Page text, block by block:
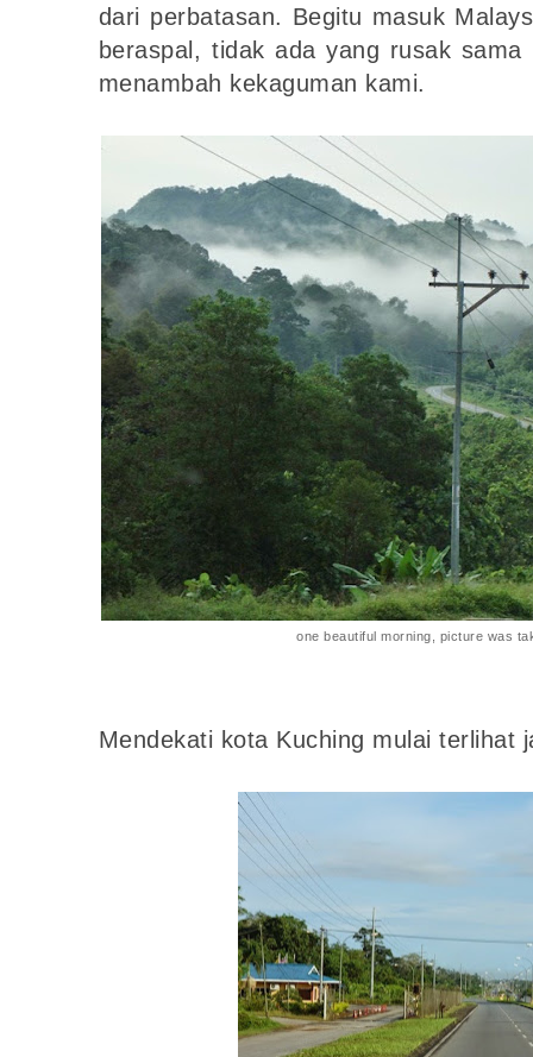
dari perbatasan. Begitu masuk
beraspal, tidak ada yang rusak
menambah kekaguman kami.
one beautiful morning, picture was
Mendekati kota Kuching mulai terlihat